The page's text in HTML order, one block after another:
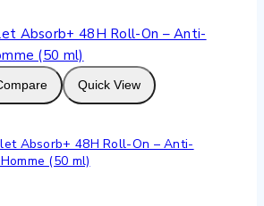
Quick View
Absorb+ 48H Roll-On – Anti-
(50 ml)